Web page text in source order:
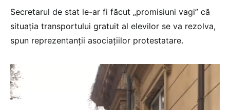
Secretarul de stat le-ar fi făcut „promisiuni vagi” că
situația transportului gratuit al elevilor se va rezolva,
spun reprezentanții asociațiilor protestatare.